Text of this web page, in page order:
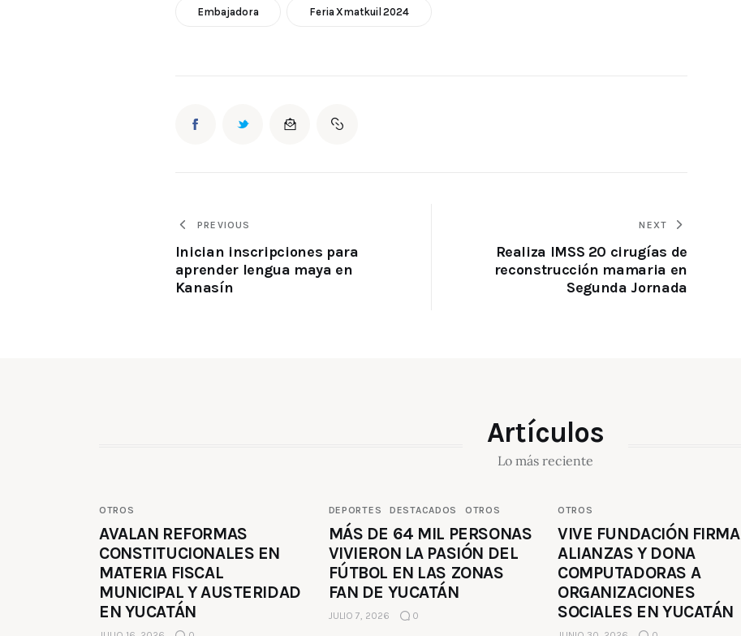
Embajadora Feria Xmatkuil 2024
PREVIOUS
Inician inscripciones para
aprender lengua maya en
Kanasín
NEXT
Realiza IMSS 20 cirugías de
reconstrucción mamaria en
Segunda Jornada
Artículos
Lo más reciente
OTROS
AVALAN REFORMAS
CONSTITUCIONALES EN
MATERIA FISCAL
MUNICIPAL Y AUSTERIDAD
EN YUCATÁN
DEPORTES DESTACADOS OTROS
MÁS DE 64 MIL PERSONAS
VIVIERON LA PASIÓN DEL
FÚTBOL EN LAS ZONAS
FAN DE YUCATÁN
JULIO 7, 2026 0
OTROS
VIVE FUNDACIÓN FIRMA
ALIANZAS Y DONA
COMPUTADORAS A
ORGANIZACIONES
SOCIALES EN YUCATÁN